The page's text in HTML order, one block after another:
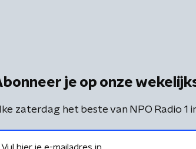
je op onze
zaterdag het beste van NPO Radio 1